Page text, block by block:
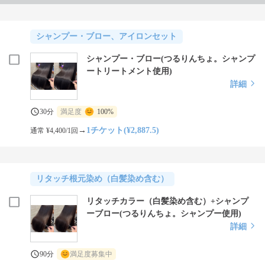
シャンプー・ブロー、アイロンセット
シャンプー・ブロー(つるりんちょ。シャンプ
ートリートメント使用)
詳細
30分 満足度 100%
通常 ¥4,400/1回 → 1チケット(¥2,887.5)
リタッチ根元染め（白髪染め含む）
リタッチカラー（白髪染め含む）+シャンプ
ーブロー(つるりんちょ。シャンプー使用)
詳細
90分 満足度募集中